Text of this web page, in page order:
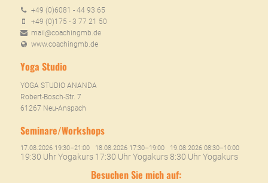
+49 (0)6081 - 44 93 65
+49 (0)175 - 3 77 21 50
mail@coachingmb.de
www.coachingmb.de
Yoga Studio
YOGA STUDIO ANANDA
Robert-Bosch-Str. 7
61267 Neu-Anspach
Seminare/Workshops
17.08.2026 19:30–21:00
19:30 Uhr Yogakurs
18.08.2026 17:30–19:00
17:30 Uhr Yogakurs
19.08.2026 08:30–10:00
8:30 Uhr Yogakurs
Besuchen Sie mich auf: